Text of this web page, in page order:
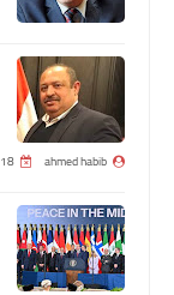
ahmed habib 18 أكتوبر 2025